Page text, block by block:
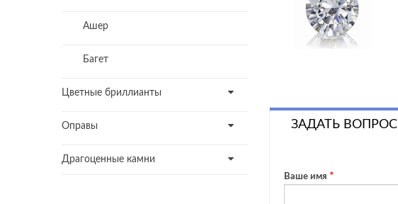
Ашер
Багет
Цветные бриллианты
Оправы
Драгоценные камни
ЗАДАТЬ ВОПРОС
Ваше имя